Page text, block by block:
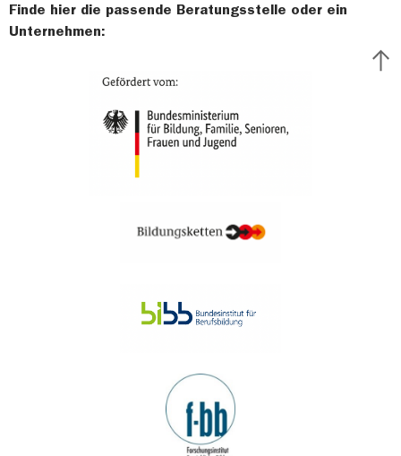
Finde hier die passende Beratungsstelle oder ein
Unternehmen: